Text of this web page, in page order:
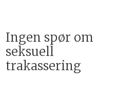
Ingen spør om
seksuell
trakassering